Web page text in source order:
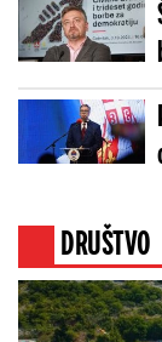
DRUŠTVO